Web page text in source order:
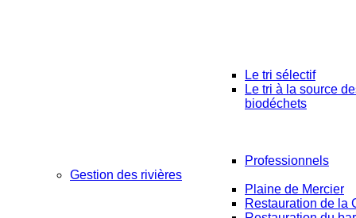
Le tri sélectif
Le tri à la source
biodéchets
Professionnels
Gestion des rivières
Plaine de Mercier
Restauration de la